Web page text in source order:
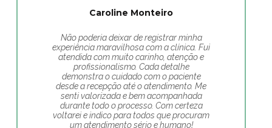
Caroline Monteiro
Não poderia deixar de registrar minha
experiência maravilhosa com a clínica. Fui
atendida com muito carinho, atenção e
profissionalismo. Cada detalhe
demonstra o cuidado com o paciente
desde a recepção até o atendimento. Me
senti valorizada e bem acompanhada
durante todo o processo. Com certeza
voltarei e indico para todos que procuram
um atendimento sério e humano!